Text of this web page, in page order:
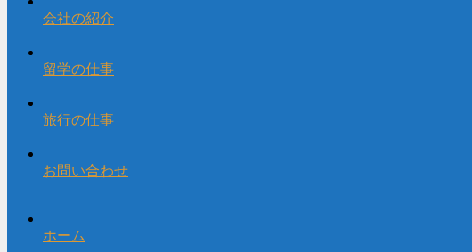
会社の紹介
留学の仕事
旅行の仕事
お問い合わせ
ホーム